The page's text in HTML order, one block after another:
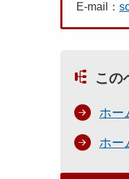
E-mail：
この
ホー
ホー